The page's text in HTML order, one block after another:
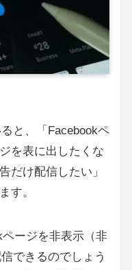
と、「Facebookペ
を表に出したくな
だけ配信したい」
す。
ージを非表示（非
できるのでしょう